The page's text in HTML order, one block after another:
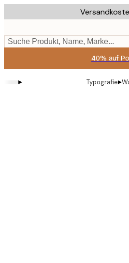
to
content.
Suche Produkt, Name, Marke...
40% auf
▸ Typografie▸